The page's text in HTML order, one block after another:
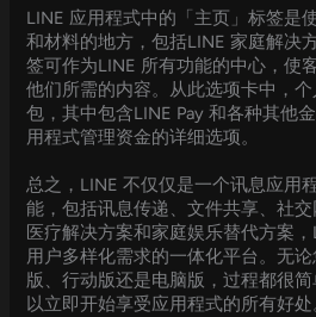
LINE 应用程式中的「主页」标签是
和材料的地方，包括LINE 家庭解决
签可作为LINE 所有功能的中心，使
他们所需的内容。从此选项卡中，
包，其中包含LINE Pay 和各种其他
用程式管理资金的详细选项。
总之，LINE 不仅仅是一个讯息应用
能，包括讯息传递、文件共享、社
医疗解决方案和家庭娱乐替代方案
用户多样化需求的一体化平台。无
版、行动版还是电脑版，过程都很
以立即开始享受应用程式的所有好处